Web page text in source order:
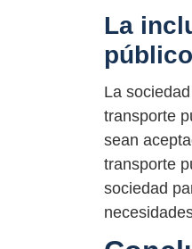
La
público
La
transporte
sean
transporte
sociedad